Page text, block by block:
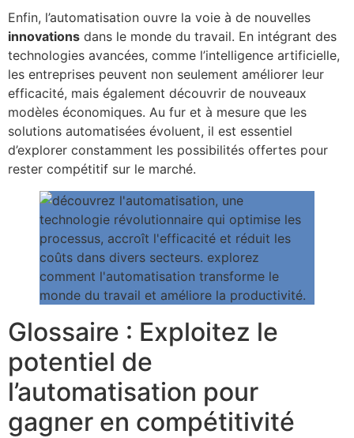
Enfin, l’automatisation ouvre la voie à de nouvelles
innovations dans le monde du travail. En intégrant des
technologies avancées, comme l’intelligence artificielle,
les entreprises peuvent non seulement améliorer leur
efficacité, mais également découvrir de nouveaux
modèles économiques. Au fur et à mesure que les
solutions automatisées évoluent, il est essentiel
d’explorer constamment les possibilités offertes pour
rester compétitif sur le marché.
Glossaire : Exploitez le
potentiel de
l’automatisation pour
gagner en compétitivité